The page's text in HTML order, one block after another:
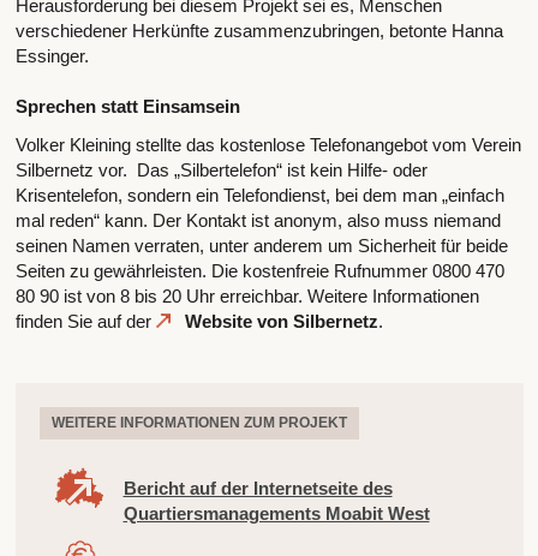
Herausforderung bei diesem Projekt sei es, Menschen
verschiedener Herkünfte zusammenzubringen, betonte Hanna
Essinger.
Sprechen statt Einsamsein
Volker Kleining stellte das kostenlose Telefonangebot vom Verein
Silbernetz vor. Das „Silbertelefon“ ist kein Hilfe- oder
Krisentelefon, sondern ein Telefondienst, bei dem man „einfach
mal reden“ kann. Der Kontakt ist anonym, also muss niemand
seinen Namen verraten, unter anderem um Sicherheit für beide
Seiten zu gewährleisten. Die kostenfreie Rufnummer 0800 470
80 90 ist von 8 bis 20 Uhr erreichbar. Weitere Informationen
finden Sie auf der
Website von Silbernetz.
WEITERE INFORMATIONEN ZUM PROJEKT
Bericht auf der Internetseite des
Quartiersmanagements Moabit West